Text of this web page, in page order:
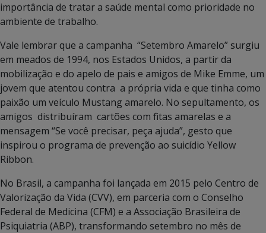
importância de tratar a saúde mental como prioridade no
ambiente de trabalho.
Vale lembrar que a campanha “Setembro Amarelo” surgiu
em meados de 1994, nos Estados Unidos, a partir da
mobilização e do apelo de pais e amigos de Mike Emme, um
jovem que atentou contra a própria vida e que tinha como
paixão um veículo Mustang amarelo. No sepultamento, os
amigos distribuíram cartões com fitas amarelas e a
mensagem “Se você precisar, peça ajuda”, gesto que
inspirou o programa de prevenção ao suicídio Yellow
Ribbon.
No Brasil, a campanha foi lançada em 2015 pelo Centro de
Valorização da Vida (CVV), em parceria com o Conselho
Federal de Medicina (CFM) e a Associação Brasileira de
Psiquiatria (ABP), transformando setembro no mês de